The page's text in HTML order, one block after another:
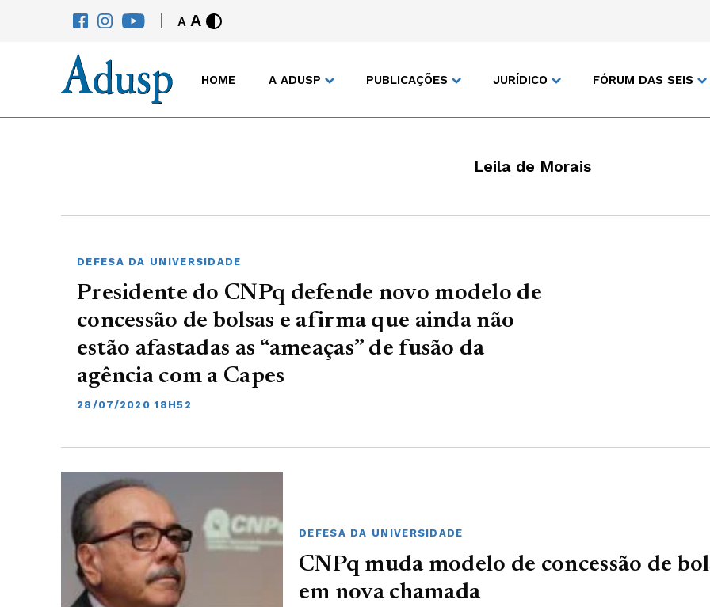
A A
HOME A ADUSP PUBLICAÇÕES JURÍDICO FÓRUM DAS SEIS
Leila de Morais
DEFESA DA UNIVERSIDADE
Presidente do CNPq defende novo modelo de
concessão de bolsas e afirma que ainda não
estão afastadas as “ameaças” de fusão da
agência com a Capes
28/07/2020 18H52
DEFESA DA UNIVERSIDADE
CNPq muda modelo de concessão de
em nova chamada